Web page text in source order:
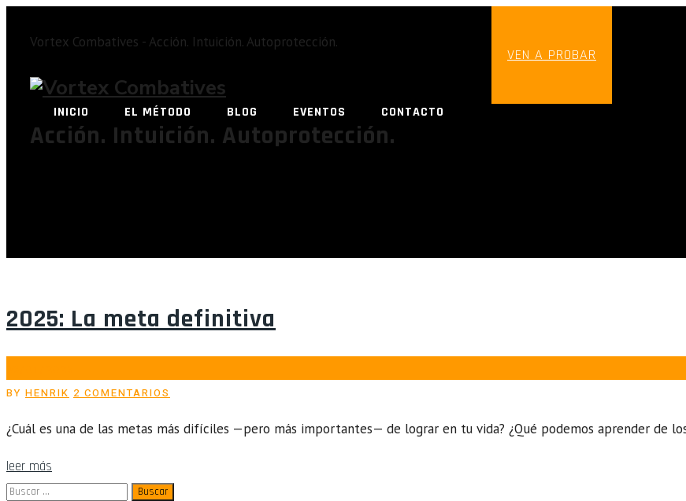
Vortex Combatives - Acción. Intuición. Autoprotección.
Acción. Intuición. Autoprotección.
INICIO EL MÉTODO BLOG EVENTOS CONTACTO
VEN A PROBAR
TAG ARCHIVES:UFC
2025: La meta definitiva
ON
AUTHOR
BY HENRIK 2 COMENTARIOS
LA
¿Cuál es una de las metas más difíciles —pero más importantes— de lograr en tu vida? ¿Qué podemos aprender de
leer más
Buscar: